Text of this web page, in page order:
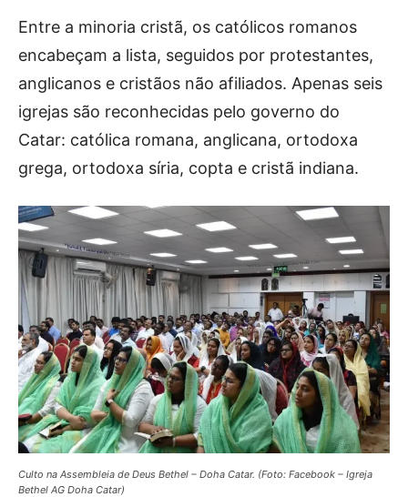
Entre a minoria cristã, os católicos romanos
encabeçam a lista, seguidos por protestantes,
anglicanos e cristãos não afiliados. Apenas seis
igrejas são reconhecidas pelo governo do
Catar: católica romana, anglicana, ortodoxa
grega, ortodoxa síria, copta e cristã indiana.
Culto na Assembleia de Deus Bethel – Doha Catar. (Foto: Facebook – Igreja
Bethel AG Doha Catar)